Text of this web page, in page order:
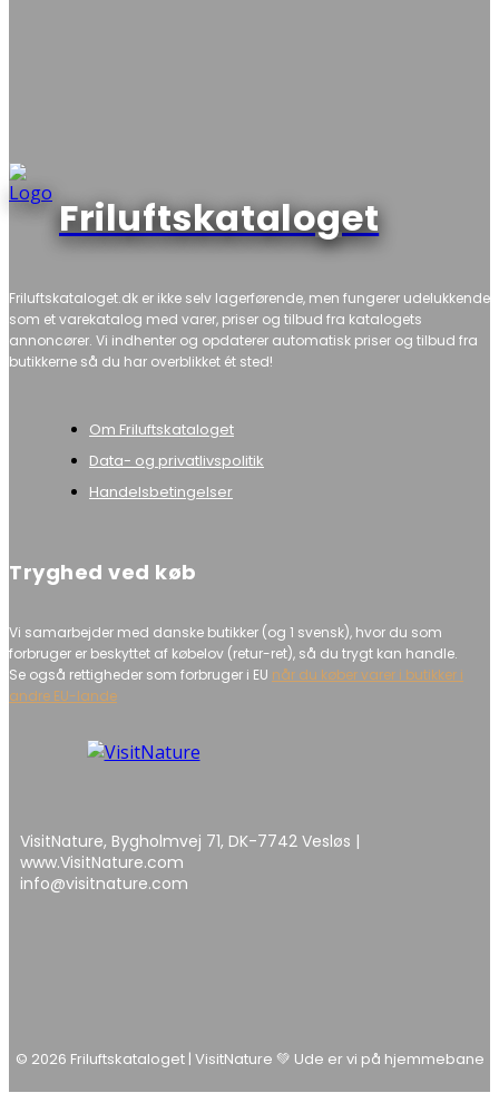
Friluftskataloget
Friluftskataloget.dk er ikke selv lagerførende, men fungerer udelukkende
som et varekatalog med varer, priser og tilbud fra katalogets
annoncører. Vi indhenter og opdaterer automatisk priser og tilbud fra
butikkerne så du har overblikket ét sted!
Om Friluftskataloget
Data- og privatlivspolitik
Handelsbetingelser
Tryghed ved køb
Vi samarbejder med danske butikker (og 1 svensk), hvor du som
forbruger er beskyttet af købelov (retur-ret), så du trygt kan handle.
Se også rettigheder som forbruger i EU når du køber varer i butikker i
andre EU-lande
VisitNature, Bygholmvej 71, DK-7742 Vesløs |
www.VisitNature.com
info@visitnature.com
© 2026 Friluftskataloget | VisitNature 💚 Ude er vi på hjemmebane